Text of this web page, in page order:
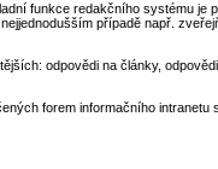
funkce redakčního systému je
případě např.
odpovědi na články,
forem informačního